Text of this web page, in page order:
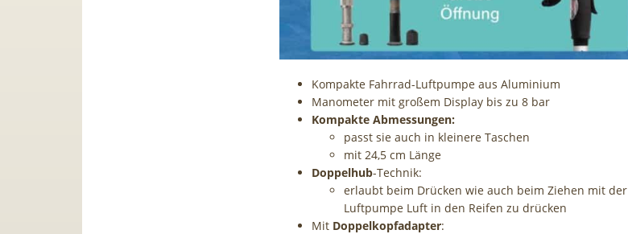
Kompakte Fahrrad-Luftpumpe aus Aluminium
Manometer mit großem Display bis zu 8 bar
Kompakte Abmessungen:
passt sie auch in kleinere Taschen
mit 24,5 cm Länge
Doppelhub-Technik:
erlaubt beim Drücken wie auch beim Ziehen mit der
Luftpumpe Luft in den Reifen zu drücken
Mit Doppelkopfadapter: